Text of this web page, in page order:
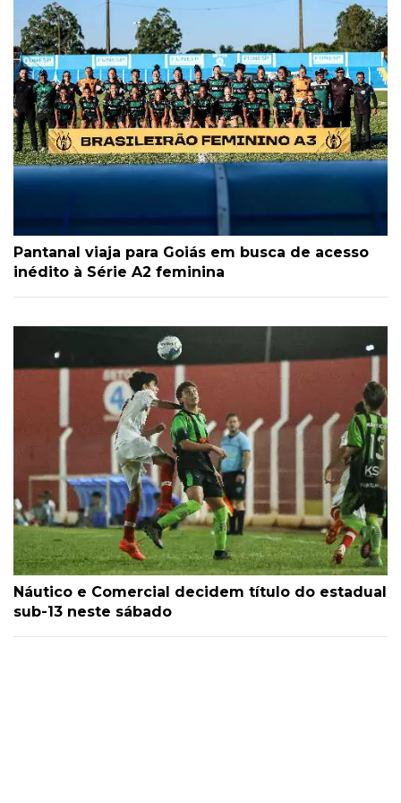
Pantanal viaja para Goiás em busca de acesso
inédito à Série A2 feminina
Náutico e Comercial decidem título do estadual
sub-13 neste sábado